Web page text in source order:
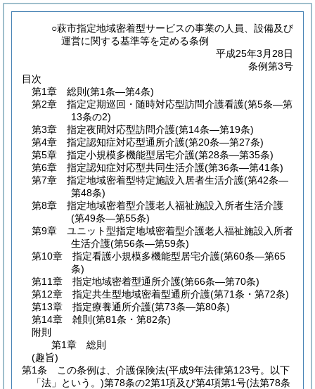
○萩市指定地域密着型サービスの事業の人員、設備及び
運営に関する基準等を定める条例
平成25年3月28日
条例第3号
目次
第1章
総則 (第1条―第4条)
第2章
指定定期巡回・随時対応型訪問介護看護(第5条―第
13条の2)
第3章
指定夜間対応型訪問介護(第14条―第19条)
第4章
指定認知症対応型通所介護(第20条―第27条)
第5章
指定小規模多機能型居宅介護(第28条―第35条)
第6章
指定認知症対応型共同生活介護(第36条―第41条)
第7章
指定地域密着型特定施設入居者生活介護(第42条―
第48条)
第8章
指定地域密着型介護老人福祉施設入所者生活介護
(第49条―第55条)
第9章
ユニット型指定地域密着型介護老人福祉施設入所者
生活介護(第56条―第59条)
第10章
指定看護小規模多機能型居宅介護(第60条―第65
条)
第11章
指定地域密着型通所介護(第66条―第70条)
第12章
指定共生型地域密着型通所介護(第71条・第72条)
第13章
指定療養通所介護(第73条―第80条)
第14章
雑則 (第81条・第82条)
附則
第1章
総則
(趣旨)
第1条
この条例は、介護保険法(平成9年法律第123号。以下
「法」という。)第78条の2第1項及び第4項第1号(法第78条